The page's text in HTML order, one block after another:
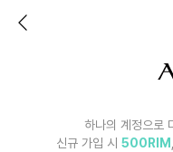
하나의 계정으로
신규 가입 시 500RIM